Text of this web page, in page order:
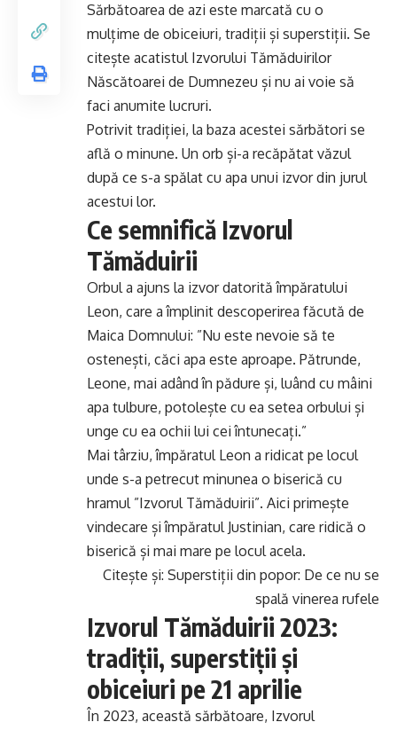
Sărbătoarea de azi este marcată cu o
mulțime de obiceiuri, tradiții și superstiții. Se
citește acatistul Izvorului Tămăduirilor
Născătoarei de Dumnezeu și nu ai voie să
faci anumite lucruri.
Potrivit tradiției, la baza acestei sărbători se
află o minune. Un orb și-a recăpătat văzul
după ce s-a spălat cu apa unui izvor din jurul
acestui lor.
Ce semnifică Izvorul
Tămăduirii
Orbul a ajuns la izvor datorită împăratului
Leon, care a împlinit descoperirea făcută de
Maica Domnului: ”Nu este nevoie să te
ostenești, căci apa este aproape. Pătrunde,
Leone, mai adând în pădure și, luând cu mâini
apa tulbure, potolește cu ea setea orbului și
unge cu ea ochii lui cei întunecați.”
Mai târziu, împăratul Leon a ridicat pe locul
unde s-a petrecut minunea o biserică cu
hramul ”Izvorul Tămăduirii”. Aici primește
vindecare și împăratul Justinian, care ridică o
biserică și mai mare pe locul acela.
Citește și: Superstiții din popor: De ce nu se
spală vinerea rufele
Izvorul Tămăduirii 2023:
tradiții, superstiții și
obiceiuri pe 21 aprilie
În 2023, această sărbătoare, Izvorul